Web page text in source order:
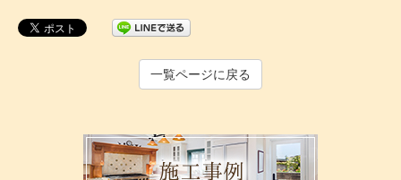
一覧ページに戻る